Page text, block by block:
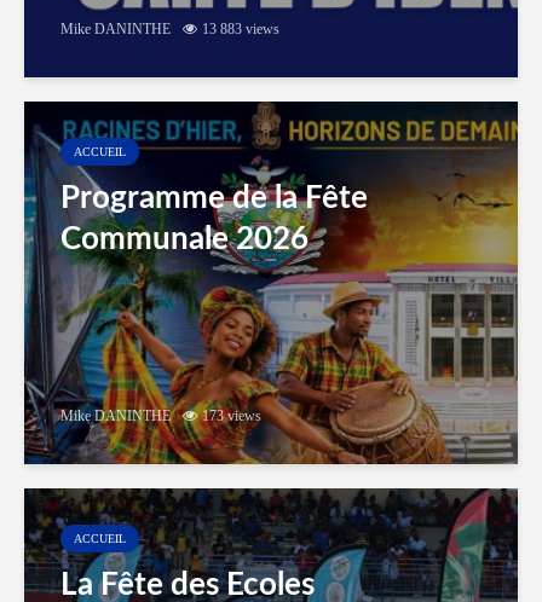
Mike DANINTHE 13 883 views
ACCUEIL
Programme de la Fête
Communale 2026
Mike DANINTHE 173 views
ACCUEIL
La Fête des Ecoles